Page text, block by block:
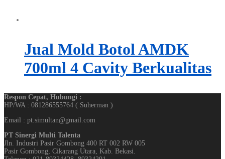
Jual Mold Botol AMDK
700ml 4 Cavity Berkualitas
Respon Cepat, Hubungi :
HP/WA : 081286555764 ( Suherman )
Email : pt.simultan@gmail.com
PT Sinergi Multi Talenta
Jln. Industri Pasir Gombong 400 RT 002 RW 005
Pasir Gombong, Cikarang Utara, Kab. Bekasi.